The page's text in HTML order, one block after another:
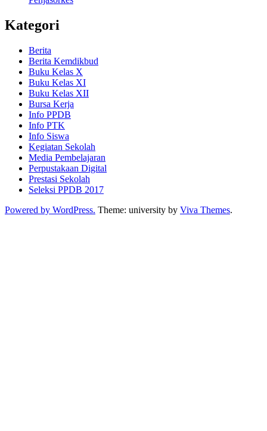
Kategori
Berita
Berita Kemdikbud
Buku Kelas X
Buku Kelas XI
Buku Kelas XII
Bursa Kerja
Info PPDB
Info PTK
Info Siswa
Kegiatan Sekolah
Media Pembelajaran
Perpustakaan Digital
Prestasi Sekolah
Seleksi PPDB 2017
Powered by WordPress. Theme: university by Viva Themes.